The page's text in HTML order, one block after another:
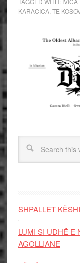
KARACICA, TE
SHPALLET
LUMI SI UDHË E
AGOLLIANE